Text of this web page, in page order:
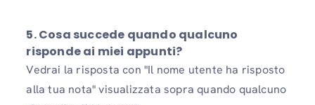
5.Cosa succede quando qualcuno
risponde ai miei appunti?
Vedrai la risposta con "Il nome utente ha risposto
alla tua nota" visualizzata sopra quando qualcuno